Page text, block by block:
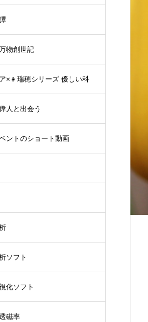
物創世記
ア×👧瑞穂シリーズ 優しい科
人と出会う
ントのショート動画
ソフト
化ソフト
磁率